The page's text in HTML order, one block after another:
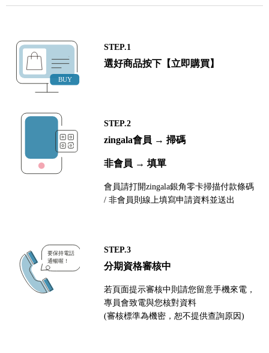
STEP.1
選好商品按下【立即購買】
STEP.2
zingala會員 → 掃碼
非會員 → 填單
會員請打開zingala銀角零卡掃描付款條碼
/ 非會員則線上填寫申請資料並送出
STEP.3
分期資格審核中
若頁面提示審核中則請您留意手機來電，
專員會致電與您核對資料
(審核標準為機密，恕不提供查詢原因)